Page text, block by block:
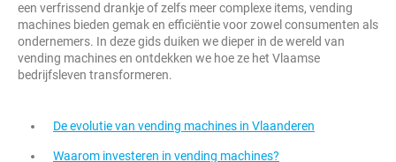
een verfrissend drankje of zelfs meer complexe items, vending
machines bieden gemak en efficiëntie voor zowel consumenten als
ondernemers. In deze gids duiken we dieper in de wereld van
vending machines en ontdekken we hoe ze het Vlaamse
bedrijfsleven transformeren.
De evolutie van vending machines in Vlaanderen
Waarom investeren in vending machines?